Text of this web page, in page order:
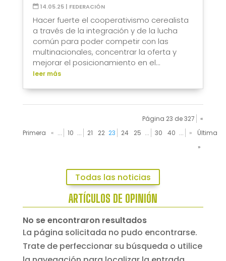
14.05.25| FEDERACIÓN
Hacer fuerte el cooperativismo cerealista
a través de la integración y de la lucha
común para poder competir con las
multinacionales, concentrar la oferta y
mejorar el posicionamiento en el...
leer más
Página 23 de 327
«
Primera
« ... 10 ... 21 22 23 24 25 ... 30 40 ... »
Última
»
Todas las noticias
ARTÍCULOS DE OPINIÓN
No se encontraron resultados
La página solicitada no pudo encontrarse.
Trate de perfeccionar su búsqueda o utilice